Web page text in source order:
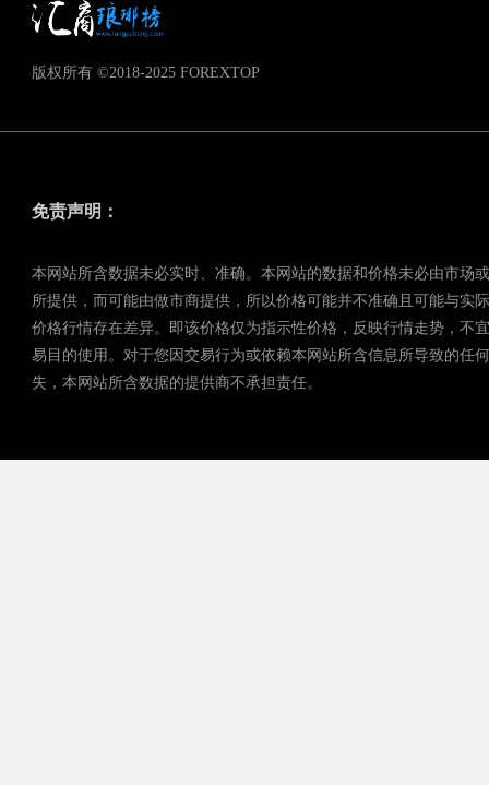
版权所有 ©2018-2025 FOREXTOP
免责声明：
本网站所含数据未必实时、准确。本网站的数据和价格未必由市场
所提供，而可能由做市商提供，所以价格可能并不准确且可能与实
价格行情存在差异。即该价格仅为指示性价格，反映行情走势，不
易目的使用。对于您因交易行为或依赖本网站所含信息所导致的任
失，本网站所含数据的提供商不承担责任。